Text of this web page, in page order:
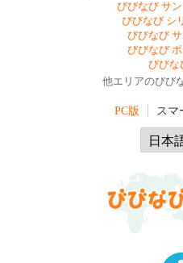
びびなび サ
びびなび シ
びびなび
びびなび
びびな
他エリアのびび
PC版 スマ